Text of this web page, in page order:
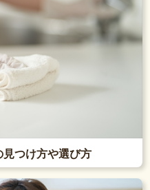
つけ方や選び方